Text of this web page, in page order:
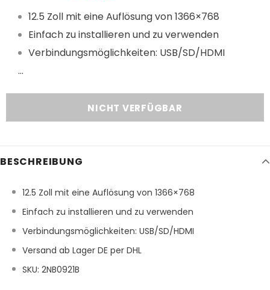
12.5 Zoll mit eine Auflösung von 1366×768
Einfach zu installieren und zu verwenden
Verbindungsmöglichkeiten: USB/SD/HDMI
...
BESCHREIBUNG
12.5 Zoll mit eine Auflösung von 1366×768
Einfach zu installieren und zu verwenden
Verbindungsmöglichkeiten: USB/SD/HDMI
Versand ab Lager DE per DHL
SKU: 2NB0921B